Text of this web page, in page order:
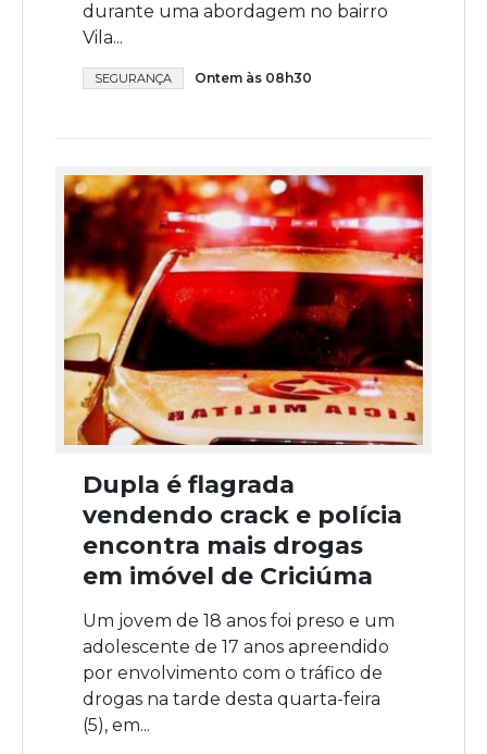
durante uma abordagem no bairro
Vila...
SEGURANÇA Ontem às 08h30
Dupla é flagrada
vendendo crack e polícia
encontra mais drogas
em imóvel de Criciúma
Um jovem de 18 anos foi preso e um
adolescente de 17 anos apreendido
por envolvimento com o tráfico de
drogas na tarde desta quarta-feira
(5), em...